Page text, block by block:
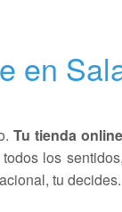
en
Tu tienda
los
tu decides.